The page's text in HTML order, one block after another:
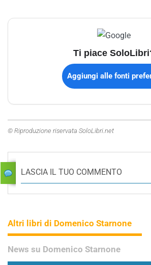
Ti piace
Aggiungi alle fonti
© Riproduzione riservata SoloLibri.net
LASCIA IL TUO COMMENTO
Altri libri di Domenico Starnone
News su Domenico Starnone